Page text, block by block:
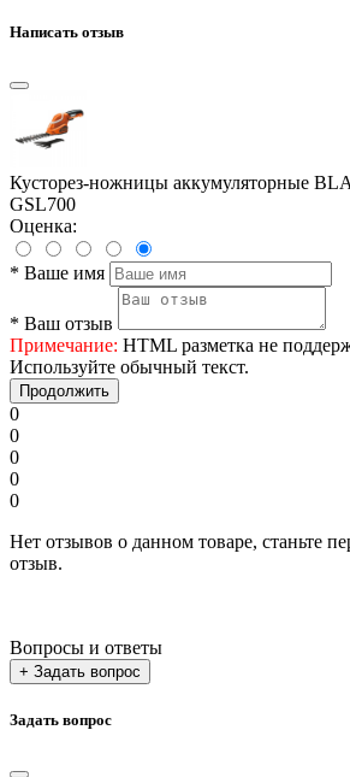
Написать отзыв
Кусторез-ножницы аккумуляторные
GSL700
Оценка:
* Ваше имя
* Ваш отзыв
Примечание: HTML разметка не
Используйте обычный текст.
Продолжить
0
0
0
0
0
Нет отзывов о данном товаре, станьте
отзыв.
Вопросы и ответы
+ Задать вопрос
Задать вопрос